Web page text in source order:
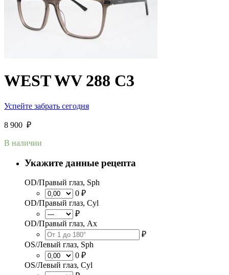
WEST WV 288 C3
Успейте забрать сегодня
8 900 ₽
В наличии
Укажите данные рецепта
OD/Правый глаз, Sph
0 ₽
OD/Правый глаз, Cyl
₽
OD/Правый глаз, Ax
₽
OS/Левый глаз, Sph
0 ₽
OS/Левый глаз, Cyl